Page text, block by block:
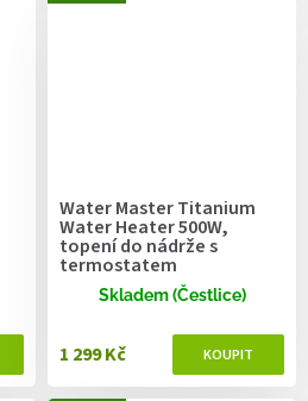
Water Master Titanium
Water Heater 500W,
topení do nádrže s
termostatem
Skladem (Čestlice)
1 299 Kč